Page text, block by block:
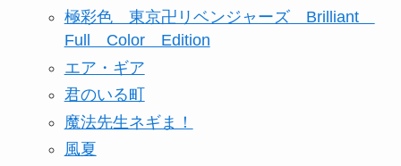
極彩色 東京卍リベンジャーズ Brilliant
Full Color Edition
エア・ギア
君のいる町
魔法先生ネギま！
風夏